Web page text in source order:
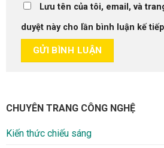
Lưu tên của tôi, email, và
duyệt này cho lần bình luận kế
CHUYÊN TRANG CÔNG NGHỆ
Kiến thức chiếu sáng